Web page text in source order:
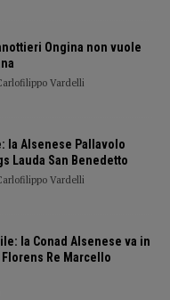
Ongina non vuole
Vardelli
la Alsenese Pallavolo
Lauda San Benedetto
Vardelli
la Conad Alsenese va in
Re Marcello